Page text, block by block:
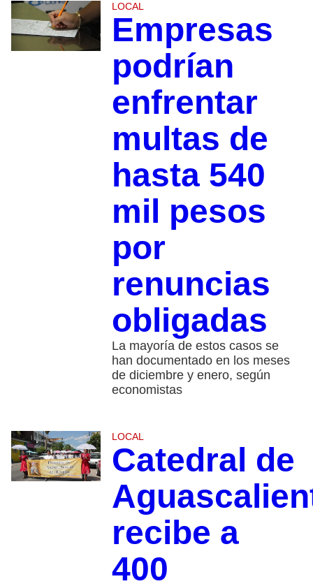
LOCAL
Empresas
podrían
enfrentar
multas de
hasta 540
mil pesos
por
renuncias
obligadas
La mayoría de estos casos se
han documentado en los meses
de diciembre y enero, según
economistas
LOCAL
Catedral de
recibe a
400